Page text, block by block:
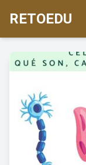
RETOEDU